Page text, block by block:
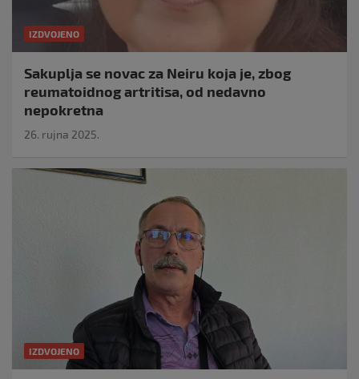
IZDVOJENO
Sakuplja se novac za Neiru koja je, zbog
reumatoidnog artritisa, od nedavno
nepokretna
26. rujna 2025.
IZDVOJENO